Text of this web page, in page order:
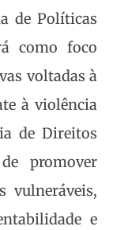
de Políticas
como foco
voltadas à
à violência
de Direitos
promover
vulneráveis,
e